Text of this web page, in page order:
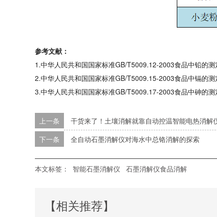
参考文献：
1.中华人民共和国国家标准GB/T5009.12-2003食品中铅的测
2.中华人民共和国国家标准GB/T5009.15-2003食品中镉的测
3.中华人民共和国国家标准GB/T5009.17-2003食品中砷的测
上一条
干货来了！土壤消解就靠自动控温智能电热消解
下一条 全自动石墨消解仪对海水中总铬消解的探索
本文标签： 智能石墨消解仪 石墨消解仪食品消解
【相关推荐】